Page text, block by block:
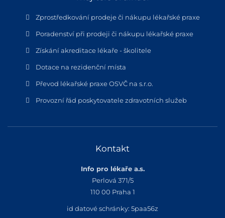
Zprostředkování prodeje či nákupu lékařské praxe
Poradenství při prodeji či nákupu lékařské praxe
Získání akreditace lékaře - školitele
Dotace na rezidenční místa
Převod lékařské praxe OSVČ na s.r.o.
Provozní řád poskytovatele zdravotních služeb
Kontakt
Info pro lékaře a.s.
Perlová 371/5
110 00 Praha 1
id datové schránky: 5paa56z